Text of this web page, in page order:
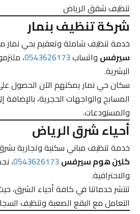
تنظيف شقق الرياض
شركة تنظيف بنمار
خدمة تنظيف شاملة وتعقيم بحي نمار من
سيرفسواتساب0543626173،
البشرية.
سكان حي نمار يمكنهم الآن الحصول
المسابح والواجهات الحجرية، بالإضافة
والمستودعات.
أحياء شرق الرياض
خدمة تنظيف مباني سكنية وتجارية بشرق
كلين هوم سيرفس0543626173،
والاحترافية.
تنتشر خدماتنا في كافة أحياء الشرق،
التعامل مع البقع الصعبة وتنظيف السجاد